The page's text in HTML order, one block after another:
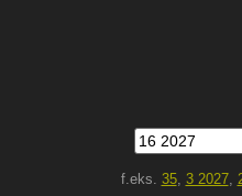
f.eks. 35, 3 2027,